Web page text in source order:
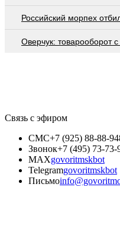
Российский морпех
Оверчук: товарооборот
Связь с эфиром
СМС+7 (925) 88-88-
Звонок+7 (495) 73-73-
MAXgovoritmskbot
Telegramgovoritmskbot
Письмо